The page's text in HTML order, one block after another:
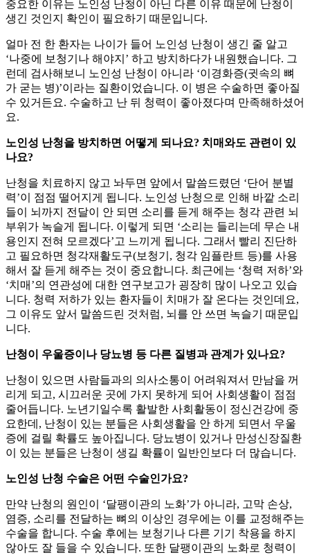
중요한 이유는 노인성 난청이 아닌 다른 이유 때문에 난청이
생긴 것인지 확인이 필요하기 때문입니다.
얼마 전 한 환자는 나이가 들어 노인성 난청이 생긴 줄 알고
‘나중에 보청기나 해야지’ 하고 방치하다가 내원했습니다. 그
런데 검사해보니 노인성 난청이 아니라 ‘이경화증(귓속의 뼈
가 굳는 병)’이라는 질환이었습니다. 이 병은 수술하면 좋아질
수 있거든요. 수술하고 난 뒤 청력이 좋아졌다며 만족해하셨어
요.
노인성 난청을 방치하면 어떻게 되나요? 치매와도 관련이 있
나요?
난청을 치료하지 않고 놔두면 앞에서 말씀드렸던 ‘단어 분별
력’이 점점 떨어지게 됩니다. 노인성 난청으로 인해 바깥 소리
들이 뇌까지 전달이 안 되면 소리를 듣게 해주는 청각 관련 뇌
부위가 녹슬게 됩니다. 이렇게 되면 ‘소리는 들리는데 무슨 내
용인지 전혀 모르겠다’고 느끼게 됩니다. 그래서 빨리 진단하
고 필요하면 청각재활도구(보청기, 청각 임플란트 등)를 사용
해서 잘 듣게 해주는 것이 중요합니다. 최근에는 ‘청력 저하’와
‘치매’의 연관성에 대한 연구보고가 굉장히 많이 나오고 있습
니다. 청력 저하가 있는 환자들이 치매가 잘 온다는 것인데요,
그 이유도 앞서 말씀드린 것처럼, 뇌를 안 쓰면 녹슬기 때문입
니다.
난청이 우울증이나 당뇨병 등 다른 질병과 관계가 있나요?
난청이 있으면 사람들과의 의사소통이 어려워져서 만남을 꺼
리게 되고, 시끄러운 곳에 가지 못하게 되어 사회생활이 점점
줄어듭니다. 노년기일수록 활발한 사회활동이 정신건강에 중
요한데, 난청이 있는 분들은 사회생활을 안 하게 되면서 우울
증에 걸릴 확률도 높아집니다. 당뇨병이 있거나 만성신장질환
이 있는 분들은 난청이 생길 확률이 일반인보다 더 많습니다.
노인성 난청 수술은 어떤 수술인가요?
만약 난청의 원인이 ‘달팽이관의 노화’가 아니라, 고막 손상,
염증, 소리를 전달하는 뼈의 이상인 경우에는 이를 교정해주는
수술을 합니다. 수술 후에는 보청기나 다른 기기 착용을 하지
않아도 잘 들을 수 있습니다. 또한 달팽이관의 노화로 청력이